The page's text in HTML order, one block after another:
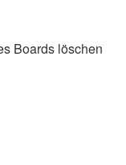
Boards löschen